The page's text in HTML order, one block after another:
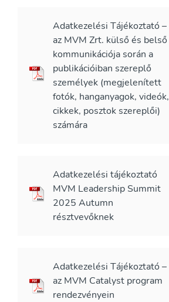
Adatkezelési Tájékoztató –
az MVM Zrt. külső és belső
kommunikációja során a
publikációiban szereplő
személyek (megjelenített
fotók, hanganyagok, videók,
cikkek, posztok szereplői)
számára
Adatkezelési tájékoztató
MVM Leadership Summit
2025 Autumn
résztvevőknek
Adatkezelési Tájékoztató –
az MVM Catalyst program
rendezvényein